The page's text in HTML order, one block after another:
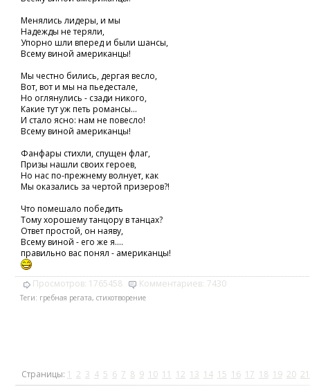
Менялись лидеры, и мы
Надежды не теряли,
Упорно шли вперед и были шансы,
Всему виной американцы!
Мы честно бились, дергая весло,
Вот, вот и мы на пьедестале,
Но оглянулись - сзади никого,
Какие тут уж петь романсы...
И стало ясно: нам не повесло!
Всему виной американцы!
Фанфары стихли, спущен флаг,
Призы нашли своих героев,
Но нас по-прежнему волнует, как
Мы оказались за чертой призеров?!
Что помешало победить
Тому хорошему танцору в танцах?
Ответ простой, он наяву,
Всему виной - его же я....
правильно вас понял - американцы!
Просмотров: 1765458 Комментариев: 7430
Теги: гребная регата, стихотворение
Страницы: 1 2 3 4 5 6 7 8 9 10 11 12 13 14 15 16 17 18 19 20 21